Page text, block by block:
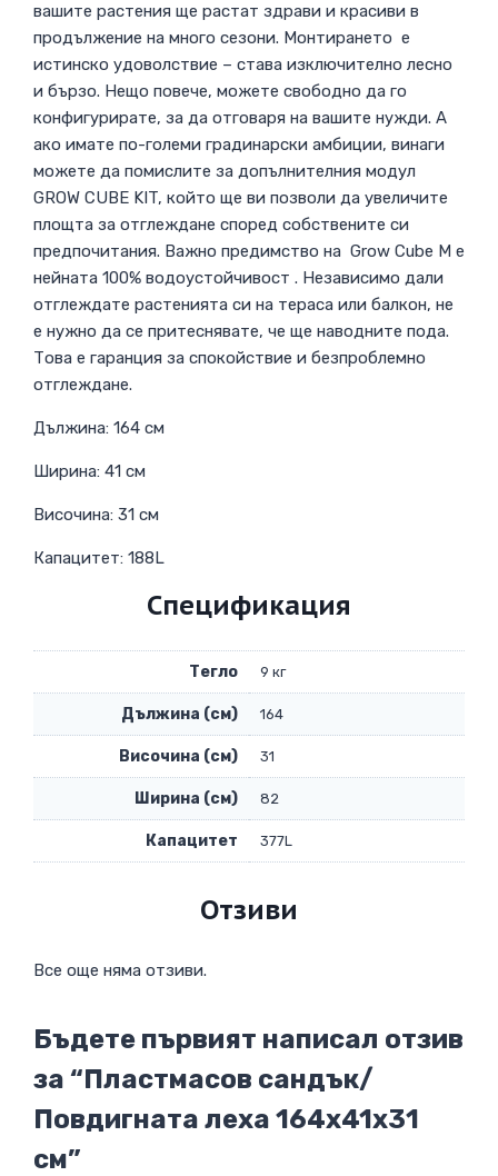
вашите растения ще растат здрави и красиви в
продължение на много сезони. Монтирането е
истинско удоволствие – става изключително лесно
и бързо. Нещо повече, можете свободно да го
конфигурирате, за да отговаря на вашите нужди. А
ако имате по-големи градинарски амбиции, винаги
можете да помислите за допълнителния модул
GROW CUBE KIT, който ще ви позволи да увеличите
площта за отглеждане според собствените си
предпочитания. Важно предимство на Grow Cube M е
нейната 100% водоустойчивост . Независимо дали
отглеждате растенията си на тераса или балкон, не
е нужно да се притеснявате, че ще наводните пода.
Това е гаранция за спокойствие и безпроблемно
отглеждане.
Дължина: 164 см
Ширина: 41 см
Височина: 31 см
Капацитет: 188L
Спецификация
Тегло 9 кг
Дължина (см) 164
Височина (см) 31
Ширина (см) 82
Капацитет 377L
Отзиви
Все още няма отзиви.
Бъдете първият написал отзив
за “Пластмасов сандък/
Повдигната леха 164х41х31
см”